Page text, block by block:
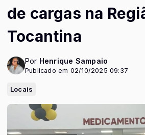
de cargas na
Tocantina
Por Henrique Sampaio
Publicado em 02/10/2025 09:37
Locais